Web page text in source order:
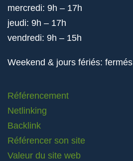
mercredi: 9h – 17h
jeudi: 9h – 17h
vendredi: 9h – 15h
Weekend & jours fériés: fermés
Référencement
Netlinking
Backlink
Référencer son site
Valeur du site web